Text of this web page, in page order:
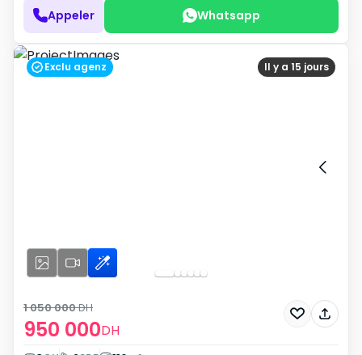
Appeler Whatsapp
Il y a 15 jours
Exclu agenz
950 000DH
1 050 000DH